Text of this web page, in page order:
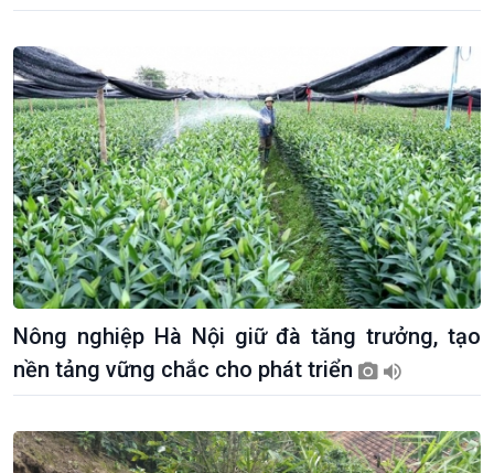
Giới thiệu
Thời sự
Thời sự 6h
Thời sự 12h
Nông nghiệp Hà Nội giữ đà tăng trưởng, tạo
nền tảng vững chắc cho phát triển